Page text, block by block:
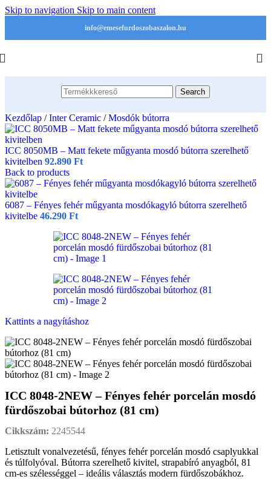
Skip to navigation Skip to main content
info@emesefurdoszobaszalon.hu
Search
Kezdőlap / Inter Ceramic / Mosdók bútorra
ICC 8050MB – Matt fekete műgyanta mosdó bútorra szerelhető
kivitelben 92.890 Ft
Back to products
6087 – Fényes fehér műgyanta mosdókagyló bútorra szerelhető
kivitelbe 46.290 Ft
Kattints a nagyításhoz
ICC 8048-2NEW – Fényes fehér porcelán mosdó
fürdőszobai bútorhoz (81 cm)
Cikkszám: 2245544
Letisztult vonalvezetésű, fényes fehér porcelán mosdó csaplyukkal
és túlfolyóval. Bútorra szerelhető kivitel, strapabíró anyagból, 81
cm-es szélességgel – ideális választás modern fürdőszobákhoz.